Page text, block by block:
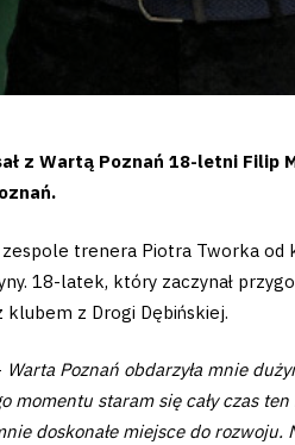
z Wartą Poznań 18-letni Filip
trenera Piotra Tworka od
18-latek, który zaczynał
klubem z Drogi Dębińskiej.
Warta Poznań obdarzyła mnie
staram się cały czas ten
doskonałe miejsce do